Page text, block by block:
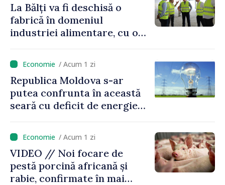
La Bălți va fi deschisă o
fabrică în domeniul
industriei alimentare, cu o
lei
/ Acum 1 zi
Republica Moldova s-ar
putea confrunta în această
seară cu deficit de energie
regiune. Autoritățile
îndeamnă cetățenii să
economisească
electricitatea
/ Acum 1 zi
VIDEO // Noi focare de
pestă porcină africană și
rabie, confirmate în mai